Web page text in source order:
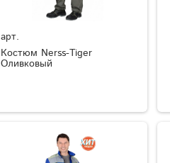
арт.
Костюм Nerss-Tiger
Оливковый